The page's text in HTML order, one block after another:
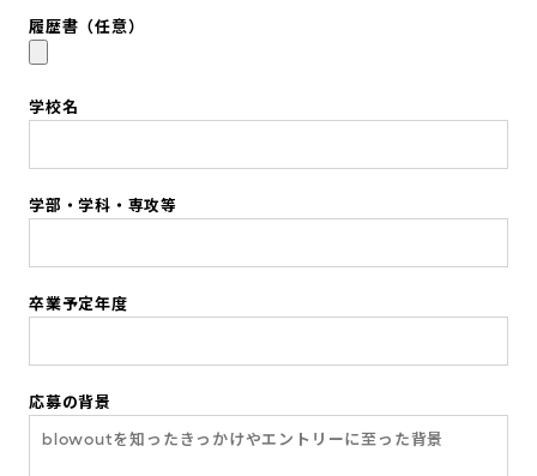
履歴書 （任意）
学校名
学部・学科・専攻等
卒業予定年度
応募の背景